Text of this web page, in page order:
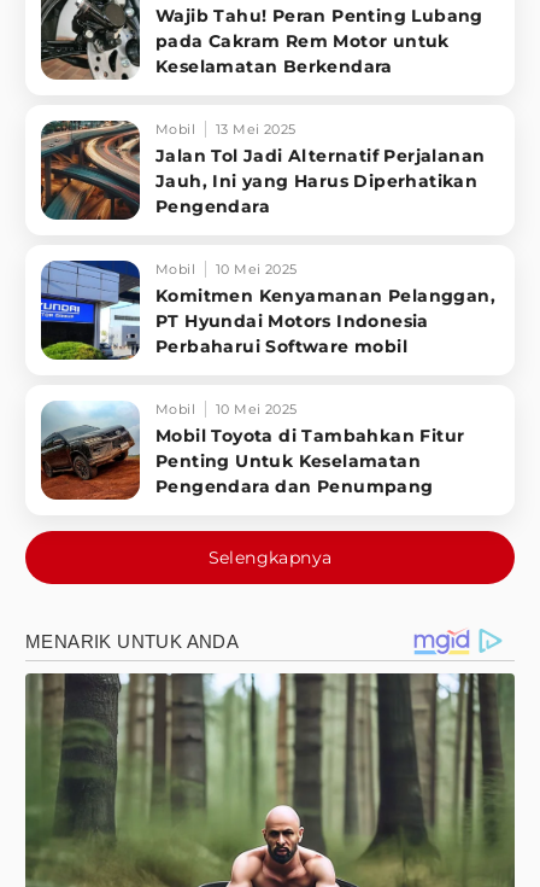
Wajib Tahu! Peran Penting Lubang
pada Cakram Rem Motor untuk
Keselamatan Berkendara
Mobil 13 Mei 2025
Jalan Tol Jadi Alternatif Perjalanan
Jauh, Ini yang Harus Diperhatikan
Pengendara
Mobil 10 Mei 2025
Komitmen Kenyamanan Pelanggan,
PT Hyundai Motors Indonesia
Perbaharui Software mobil
Mobil 10 Mei 2025
Mobil Toyota di Tambahkan Fitur
Penting Untuk Keselamatan
Pengendara dan Penumpang
Selengkapnya